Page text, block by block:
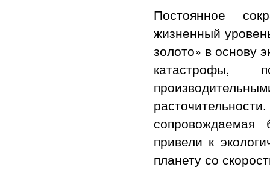
Постоянное
жизненный
золото» в основу
катастрофы,
привели к
планету со